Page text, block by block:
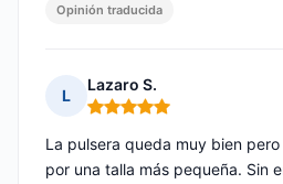
Opinión traducida
L
Lazaro S.
Nota: 5 de 5
La pulsera queda muy bien
por una talla más pequeña. Sin